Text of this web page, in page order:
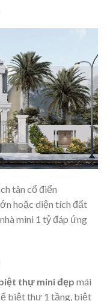
tân cổ điển
hoặc diện tích đất
mini 1 tỷ đáp ứng
thự mini đẹp mái
biệt thự 1 tầng, biệt